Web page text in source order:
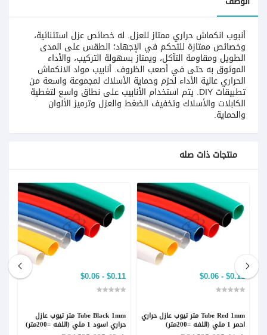
أنبوب انكماش حراري ممتاز للعزل. له خصائص عزل استثنائية،
وخصائص ممتازة للتحكم في الإجهاد؛ الطقس على المدى
الطويل ومقاومة التآكل، ويمتاز بسهولة التركيب، والأداء
الموثوق به حتى في أصعب الظروف. أنابيب مواد الانكماش
الحراري عالية الأداء لحزم وحماية الأسلاك لمجموعة واسعة من
تطبيقات DIY. يتم استخدام الأنابيب على نطاق واسع لتغطية
الكابلات والأسلاك وتخفيف الضغط والعزل وترميز الألوان
والحماية.
منتجات ذات صله
$0.11 - $0.06
Tube Red 1mm متر تيوب عازل حراري
احمر 1 ملي (اللفه =200متر)
$0.11 - $0.06
Tube Black 1mm متر تيوب عازل
حراري اسود 1 ملي (اللفه =200متر)